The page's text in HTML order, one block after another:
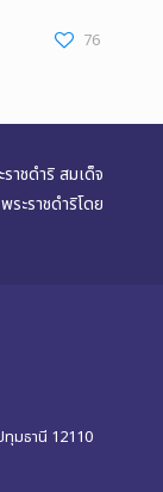
76
าชดำริ สมเด็จ
ะราชดำริโดย
มธานี 12110